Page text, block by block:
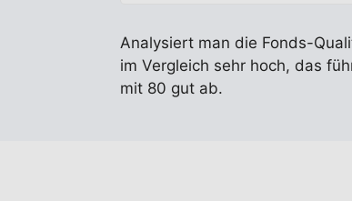
Analysiert man die Fonds-
im Vergleich sehr hoch, das
mit 80 gut ab.